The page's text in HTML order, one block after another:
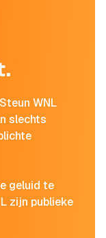
WNL
slechts
geluid te
zijn publieke